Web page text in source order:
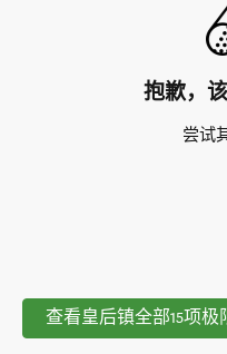
抱歉，
尝试
查看皇后镇全部15项极